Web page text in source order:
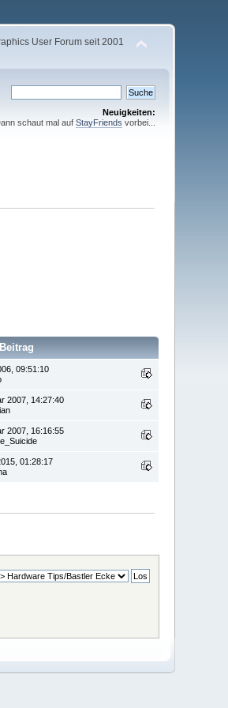
User Forum seit 2001
Neuigkeiten:
schaut mal auf StayFriends vorbei...
09:51:10
2007, 14:27:40
2007, 16:16:55
01:28:17